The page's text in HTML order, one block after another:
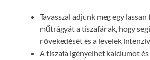
Tavasszal adjunk meg egy
műtrágyát a tiszafának, hogy
növekedését és a levelek
A tiszafa igényelhet kalciumot